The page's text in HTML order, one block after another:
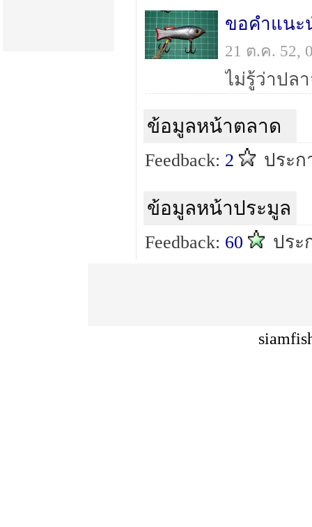
ขอคำแนะ
21 ต.ค. 52,
ข้อมูลหน้าตลาด
Feedback: 2 ประก
ข้อมูลหน้าประมูล
Feedback: 60 ประ